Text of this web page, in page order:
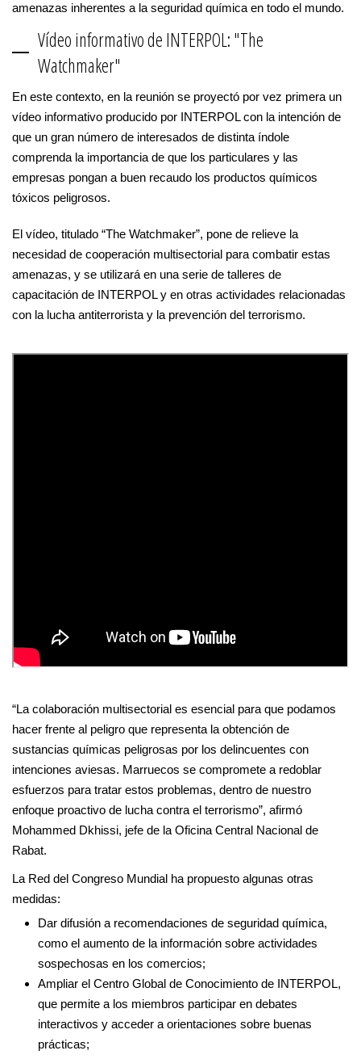
amenazas inherentes a la seguridad química en todo el mundo.
Vídeo informativo de INTERPOL: "The
Watchmaker"
En este contexto, en la reunión se proyectó por vez primera un
vídeo informativo producido por INTERPOL con la intención de
que un gran número de interesados de distinta índole
comprenda la importancia de que los particulares y las
empresas pongan a buen recaudo los productos químicos
tóxicos peligrosos.
El vídeo, titulado “The Watchmaker”, pone de relieve la
necesidad de cooperación multisectorial para combatir estas
amenazas, y se utilizará en una serie de talleres de
capacitación de INTERPOL y en otras actividades relacionadas
con la lucha antiterrorista y la prevención del terrorismo.
“La colaboración multisectorial es esencial para que podamos
hacer frente al peligro que representa la obtención de
sustancias químicas peligrosas por los delincuentes con
intenciones aviesas. Marruecos se compromete a redoblar
esfuerzos para tratar estos problemas, dentro de nuestro
enfoque proactivo de lucha contra el terrorismo”, afirmó
Mohammed Dkhissi, jefe de la Oficina Central Nacional de
Rabat.
La Red del Congreso Mundial ha propuesto algunas otras
medidas:
Dar difusión a recomendaciones de seguridad química,
como el aumento de la información sobre actividades
sospechosas en los comercios;
Ampliar el Centro Global de Conocimiento de INTERPOL,
que permite a los miembros participar en debates
interactivos y acceder a orientaciones sobre buenas
prácticas;